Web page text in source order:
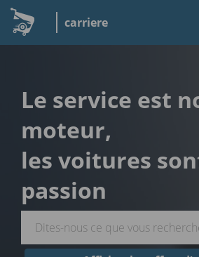
carriere
Le service est
moteur,
les voitures
passion